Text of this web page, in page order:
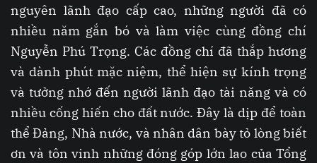
nguyên lãnh đạo cấp cao, những người đã có
nhiều năm gắn bó và làm việc cùng đồng chí
Nguyễn Phú Trọng. Các đồng chí đã thắp hương
và dành phút mặc niệm, thể hiện sự kính trọng
và tưởng nhớ đến người lãnh đạo tài năng và có
nhiều cống hiến cho đất nước. Đây là dịp để toàn
thể Đảng, Nhà nước, và nhân dân bày tỏ lòng biết
ơn và tôn vinh những đóng góp lớn lao của Tổng